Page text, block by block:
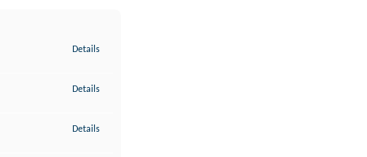
Details
Details
Details